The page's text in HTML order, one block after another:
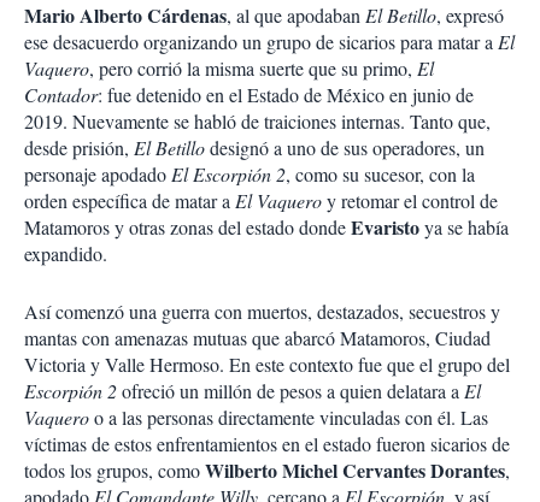
Mario Alberto Cárdenas, al que apodaban El Betillo, expresó
ese desacuerdo organizando un grupo de sicarios para matar a El
Vaquero, pero corrió la misma suerte que su primo, El
Contador: fue detenido en el Estado de México en junio de
2019. Nuevamente se habló de traiciones internas. Tanto que,
desde prisión, El Betillodesignó a uno de sus operadores, un
personaje apodado El Escorpión 2, como su sucesor, con la
orden específica de matar a El Vaqueroy retomar el control de
Matamoros y otras zonas del estado dondeEvaristoya se había
expandido.
Así comenzó una guerra con muertos, destazados, secuestros y
mantas con amenazas mutuas que abarcó Matamoros, Ciudad
Victoria y Valle Hermoso. En este contexto fue que el grupo del
Escorpión 2ofreció un millón de pesos a quien delatara a El
Vaqueroo a las personas directamente vinculadas con él. Las
víctimas de estos enfrentamientos en el estado fueron sicarios de
todos los grupos, comoWilberto Michel Cervantes Dorantes,
apodado El Comandante Willy, cercano a El Escorpión, y así